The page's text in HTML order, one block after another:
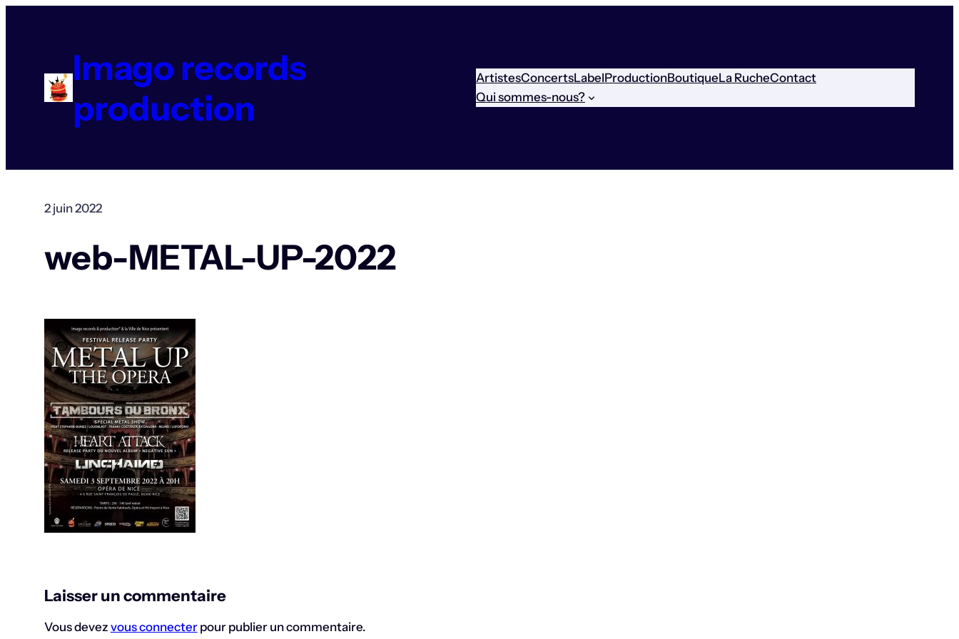
Imago records
production
ArtistesConcertsLabelProductionBoutiqueLa RucheContact
Qui sommes-nous?
2 juin 2022
web-METAL-UP-2022
Laisser un commentaire
Vous devez vous connecterpour publier un commentaire.